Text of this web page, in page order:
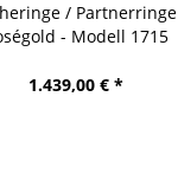
/ Partnerringe
- Modell 1715
1.439,00 € *